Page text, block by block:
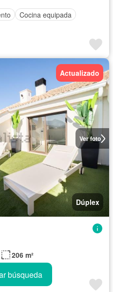
Cocina equipada
Ver foto
Actualizado
Dúplex
206 m²
búsqueda